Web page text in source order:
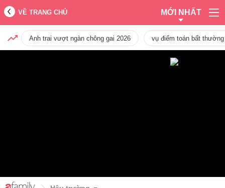
VỀ TRANG CHỦ MỚI NHẤT
Anh trai vượt ngàn chông gai 2026 vụ điểm toán bất